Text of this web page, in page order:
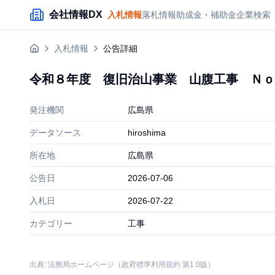
メインコンテンツにスキップ
会社情報DX 入札情報落札情報助成金・補助金企業検索
入札情報 公告詳細
令和８年度 復旧治山事業 山腹工事 Ｎ
発注機関 広島県
データソース hiroshima
所在地 広島県
公告日 2026-07-06
入札日 2026-07-22
カテゴリー 工事
出典: 法務局ホームページ（政府標準利用規約 第1.0版）